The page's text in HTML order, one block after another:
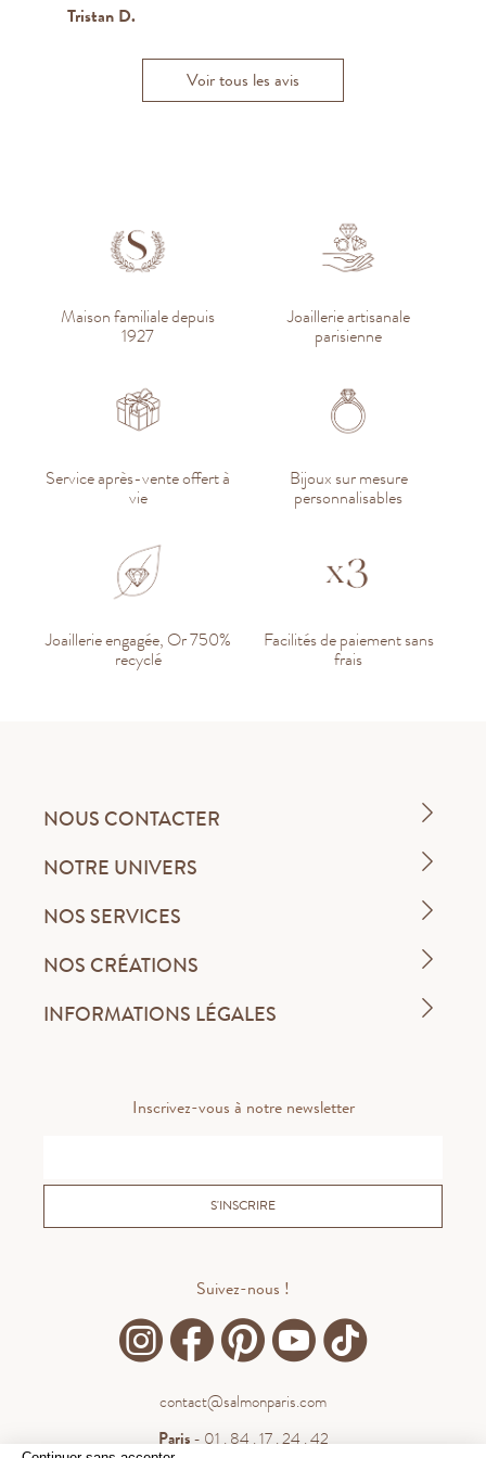
Tristan D.
Nicolas P.
Voir tous les avis
Maison familiale depuis
1927
Joaillerie artisanale
parisienne
Service après-vente offert à
vie
Bijoux sur mesure
personnalisables
Joaillerie engagée, Or 750%
recyclé
Facilités de paiement sans
frais
NOUS CONTACTER
NOTRE UNIVERS
NOS SERVICES
NOS CRÉATIONS
INFORMATIONS LÉGALES
Inscrivez-vous à notre newsletter
S'INSCRIRE
Suivez-nous !
contact@salmonparis.com
Paris- 01 . 84 . 17 . 24 . 42